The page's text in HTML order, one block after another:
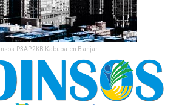
P3AP2KB Kabupaten Banjar -